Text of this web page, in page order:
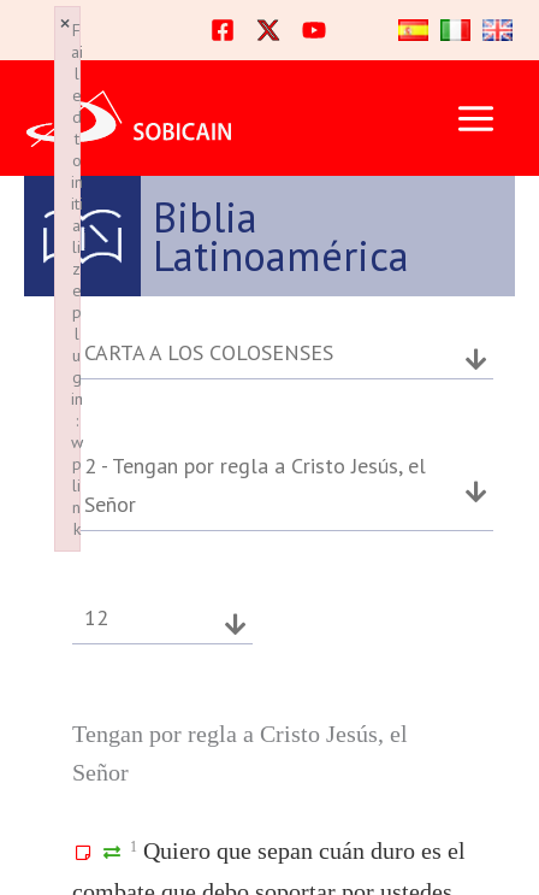
al
contenido
Biblia
Latinoamérica
CARTA A LOS COLOSENSES
2 - Tengan por regla a Cristo Jesús, el
Señor
12
Tengan por regla a Cristo Jesús, el
Señor
1 Quiero que sepan cuán duro es el
F
ai
l
e
d
t
o
in
iti
a
li
z
e
p
l
u
g
in
:
w
p
li
n
k
×
Failed to initialize plugin: wplink
F
ai
l
e
d
t
o
in
iti
a
li
z
e
p
l
u
g
in
:
w
p
li
n
k
×
Failed to initialize plugin: wplink